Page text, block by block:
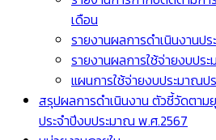
เดือน
รายงานผลการดำเนินงานปร
รายงานผลการใช้จ่ายงบปร
แผนการใช้จ่ายงบประมาณป
สรุปผลการดำเนินงาน ตัวชี้วัดตา
ประจำปีงบประมาณ พ.ศ.2567